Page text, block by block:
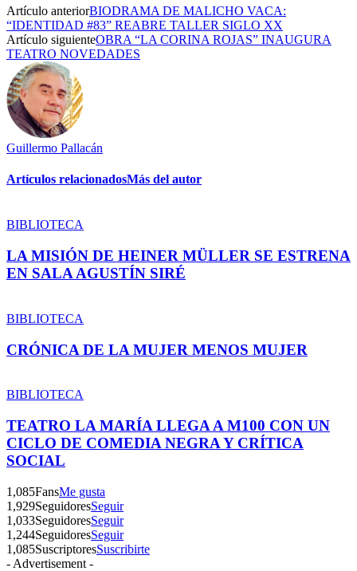
Artículo anteriorBIODRAMA DE MALICHO VACA:
“IDENTIDAD #83” REABRE TALLER SIGLO XX
Artículo siguienteOBRA “LA CORINA ROJAS” INAUGURA
TEATRO NOVEDADES
Guillermo Pallacán
Artículos relacionadosMás del autor
BIBLIOTECA
LA MISIÓN DE HEINER MÜLLER SE ESTRENA
EN SALA AGUSTÍN SIRÉ
BIBLIOTECA
CRÓNICA DE LA MUJER MENOS MUJER
BIBLIOTECA
TEATRO LA MARÍA LLEGA A M100 CON UN
CICLO DE COMEDIA NEGRA Y CRÍTICA
SOCIAL
1,085FansMe gusta
1,929SeguidoresSeguir
1,033SeguidoresSeguir
1,244SeguidoresSeguir
1,085SuscriptoresSuscribirte
- Advertisement -